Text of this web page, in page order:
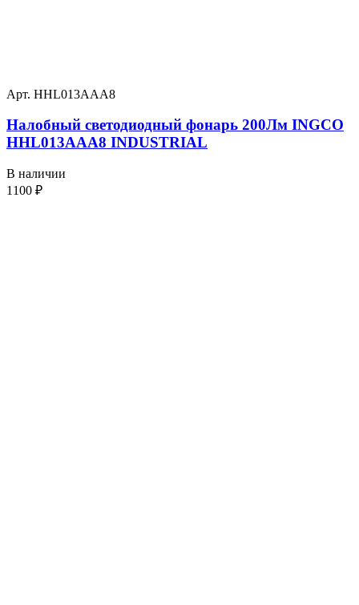
Арт. HHL013AAA8
Налобный светодиодный фонарь 200Лм INGCO
HHL013AAA8 INDUSTRIAL
В наличии
1100 ₽